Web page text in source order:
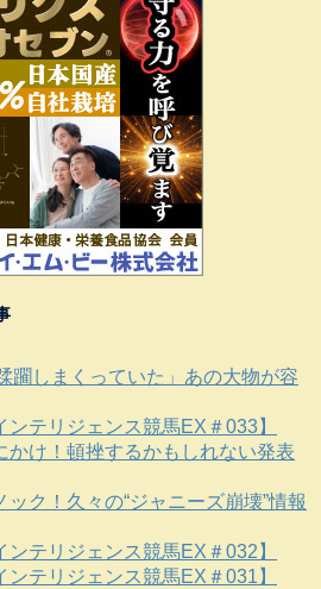
躙しまくっていた」あの大物が容
ンテリジェンス競馬EX＃033】
かけ！頓挫するかもしれない発表
ク！久々の“ジャニーズ崩壊”情報
ンテリジェンス競馬EX＃032】
ンテリジェンス競馬EX＃031】